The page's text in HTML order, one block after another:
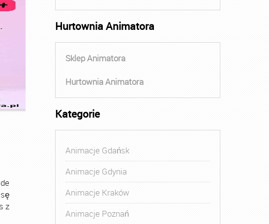
z
Hurtownia Animatora
Sklep Animatora
Hurtownia Animatora
Kategorie
Animacje Gdańsk
Animacje Gdynia
Animacje Kraków
Animacje Poznań